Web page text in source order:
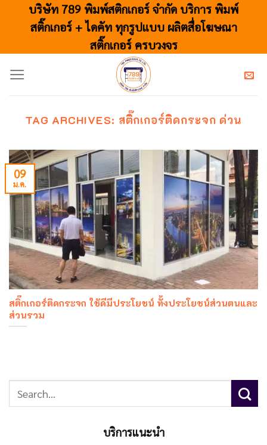
บริษัท 789 พิมพ์สติกเกอร์ จำกัด บริการ พิมพ์
สติ๊กเกอร์ + ไดคัท ทุกรูปแบบ ผลิตสื่อโฆษณา
สติ๊กเกอร์ ครบวงจร
TAG ARCHIVES: สติ๊กเกอร์ติดกระจก ด่วน
สติ๊กเกอร์ติดกระจก ใช้ดีมีประโยชน์ ทั้งประโยชน์ส่วนตนและ
ส่วนรวม
09
ม.ค.
บริการแนะนำ